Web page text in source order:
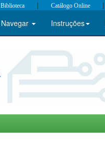
Biblioteca | Catálogo Online |
Navegar Instruções